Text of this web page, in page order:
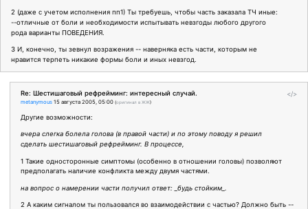
2 (даже с учетом исполнения пп1) Ты требуешь, чтобы часть заказала ТЧ иные:
--отличные от боли и необходимости испытывать невзгоды любого другого
рода варианты ПОВЕДЕНИЯ.
3 И, конечно, ты зевнул возражения -- наверняка есть части, которым не
нравится терпеть никакие формы боли и иных невзгод.
</>
Re: Шестишаговый рефрейминг: интересный случай.
metanymous 15 августа 2005, 05:00 (оригинал в ЖЖ)
Другие возможности:
вчера слегка болела голова (в правой части) и по этому поводу я решил
сделать шестишаговый рефрейминг. В процессе,
1 Такие односторонные симптомы (особенно в отношении головы) позволяют
предполагать наличие конфликта между двумя частями.
на вопрос о намерении части получил ответ: _будь стойким_.
2 А каким сигналом ты пользовался во взаимодействии с частью? Должно быть --